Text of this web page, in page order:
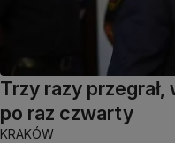
Trzy razy
po raz czwarty
KRAKÓW